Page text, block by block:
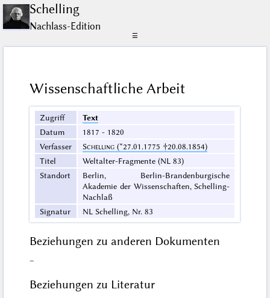
Schelling
Nachlass-Edition
☰
Wissenschaftliche Arbeit
Zugriff
Text
Datum
1817 - 1820
Verfasser
Schelling (*27.01.1775 †20.08.1854)
Titel
Weltalter-Fragmente (NL 83)
Standort
Berlin, Berlin-Brandenburgische
Akademie der Wissenschaften, Schelling-
Nachlaß
Signatur
NL Schelling, Nr. 83
Beziehungen zu anderen Dokumenten
–
Beziehungen zu Literatur